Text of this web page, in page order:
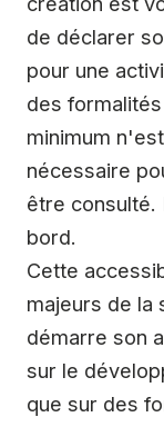
de déclarer
pour une
des
minimum
nécessaire
être consulté.
bord.
Cette
majeurs de la
démarre son
sur le
que sur des